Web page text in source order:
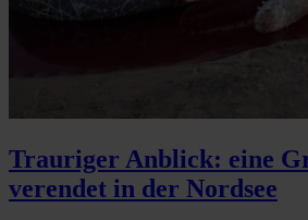
Trauriger Anblick: eine
verendet in der Nordsee